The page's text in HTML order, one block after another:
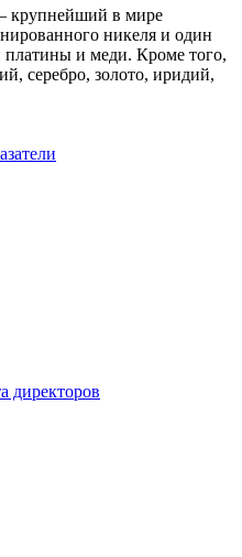
крупнейший в мире
никеля и один
и меди. Кроме того,
серебро, золото, иридий,
директоров